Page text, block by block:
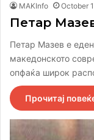
MAKInfo October
Петар
Петар Мазев е еден
македонското
опфаќа широк
Прочитај